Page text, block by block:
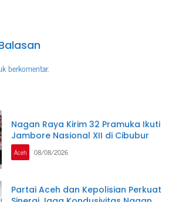
berkomentar.
Nagan Raya Kirim 32 Pramuka Ikuti
Jambore Nasional XII di Cibubur
Aceh 08/08/2026
Partai Aceh dan Kepolisian Perkuat